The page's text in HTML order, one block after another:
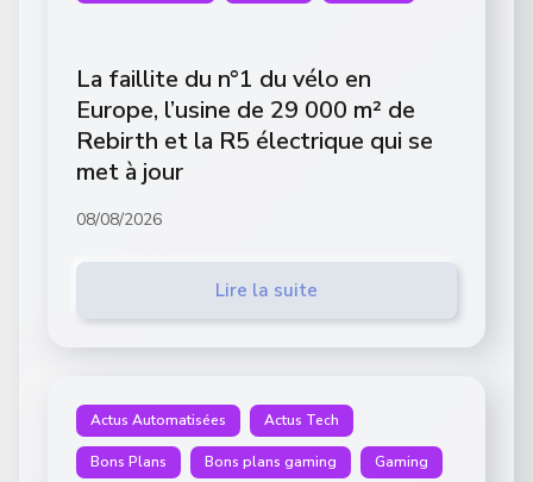
La faillite du n°1 du vélo en
Europe, l’usine de 29 000 m² de
Rebirth et la R5 électrique qui se
met à jour
08/08/2026
Lire la suite
Actus Automatisées Actus Tech
Bons Plans Bons plans gaming Gaming